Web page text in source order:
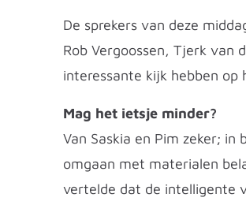
De sprekers van deze
Rob Vergoossen, Tjerk van
interessante kijk hebben
Mag het ietsje minder?
Van Saskia en Pim zeker;
omgaan met materialen
vertelde dat de intelligente